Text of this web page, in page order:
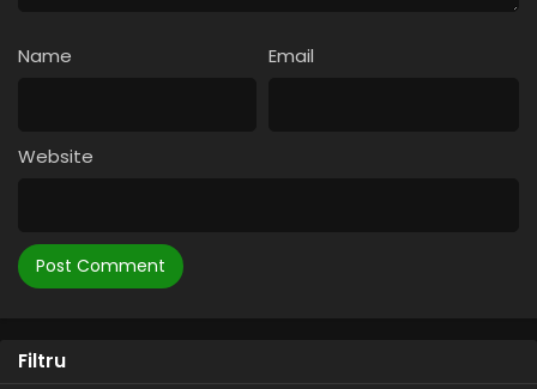
Name Email
Website
Filtru